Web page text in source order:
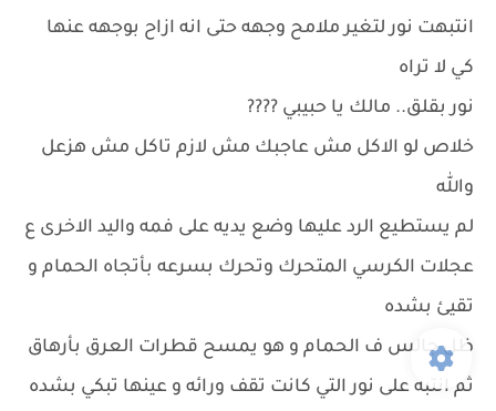
انتبهت نور لتغير ملامح وجهه حتى انه ازاح بوجهه عنها
كي لا تراه
نور بقلق.. مالك يا حبيبي ????
خلاص لو الاكل مش عاجبك مش لازم تاكل مش هزعل
والله
لم يستطيع الرد عليها وضع يديه على فمه واليد الاخرى ع
عجلات الكرسي المتحرك وتحرك بسرعه بأتجاه الحمام و
تقيئ بشده
ظل جالس ف الحمام و هو يمسح قطرات العرق بأرهاق
ثم انتبه على نور التي كانت تقف ورائه و عينها تبكي بشده